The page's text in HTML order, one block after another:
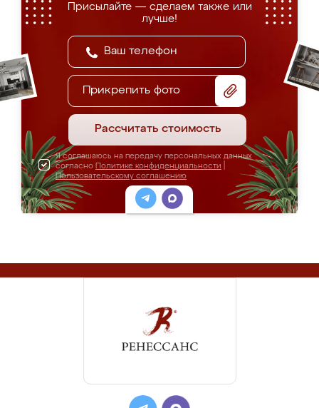
Присылайте — сделаем также или
лучше!
Прикрепить фото
Рассчитать стоимость
Я соглашаюсь на передачу персональных данных
согласно Политике конфиденциальности
Пользовательскому соглашению